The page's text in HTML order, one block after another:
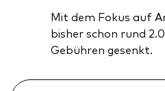
Mit dem Fokus auf
bisher schon rund
Gebühren gesenkt.